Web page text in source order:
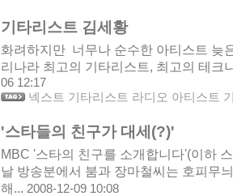
기타리스트 김세황
화려하지만 너무나 순수한 아티스트 늦
리나라 최고의 기타리스트, 최고의 테크
06 12:17
넥스트 기타리스트 라디오 아티스트
'스타들의 친구가 대세(?)'
MBC '스타의 친구를 소개합니다'(이하
날 방송분에서 붐과 장마철씨는 호피무
해... 2008-12-09 10:08